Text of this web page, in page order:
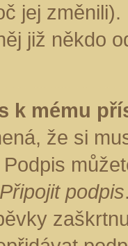
jej
již někdo
k mému
že si
Podpis
Připojit podpis